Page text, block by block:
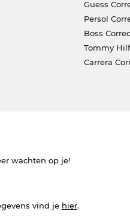
Guess
Persol
Boss
Tommy
Carrera
wachten op je!
vind je hier.